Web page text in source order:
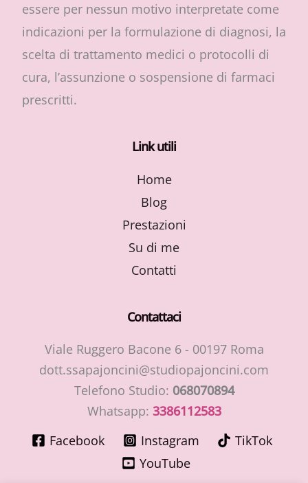
essere per nessun motivo interpretate come
indicazioni per la formulazione di diagnosi, la
scelta di trattamento medici o protocolli di
cura, l’assunzione o sospensione di farmaci
prescritti.
Link utili
Home
Blog
Prestazioni
Su di me
Contatti
Contattaci
Viale Ruggero Bacone 6 - 00197 Roma
dott.ssapajoncini@studiopajoncini.com
Telefono Studio: 068070894
Whatsapp: 3386112583
Facebook
Instagram
TikTok
YouTube